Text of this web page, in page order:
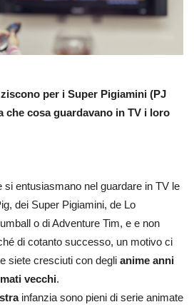
per i Super Pigiamini (PJ
che cosa guardavano in TV i loro
si entusiasmano nel guardare in TV le
dei Super Pigiamini, de Lo
o di Adventure Tim, e e non
di cotanto successo, un motivo ci
siete cresciuti con degli anime anni
vecchi.
infanzia sono pieni di serie animate